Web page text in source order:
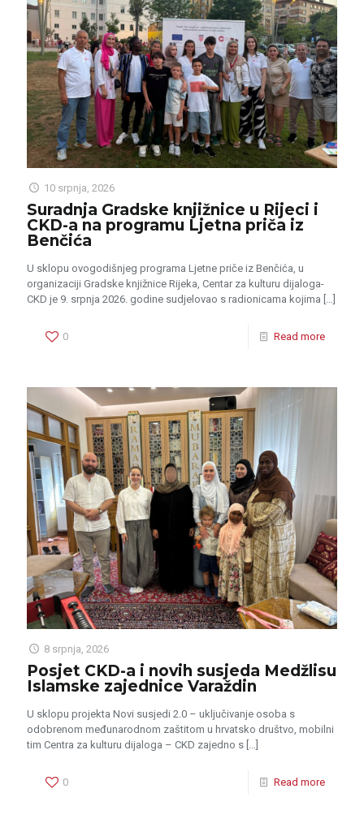
10 srpnja, 2026
Suradnja Gradske knjižnice u Rijeci i
CKD-a na programu Ljetna priča iz
Benčića
U sklopu ovogodišnjeg programa Ljetne priče iz Benčića, u
organizaciji Gradske knjižnice Rijeka, Centar za kulturu dijaloga-
CKD je 9. srpnja 2026. godine sudjelovao s radionicama kojima
0 Read more
8 srpnja, 2026
Posjet CKD-a i novih susjeda Medžlisu
Islamske zajednice Varaždin
U sklopu projekta Novi susjedi 2.0 – uključivanje osoba s
odobrenom međunarodnom zaštitom u hrvatsko društvo, mobilni
tim Centra za kulturu dijaloga – CKD zajedno s […]
0 Read more